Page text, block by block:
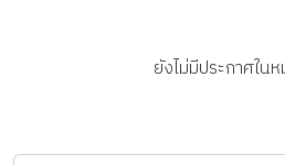
ยังไม่มีประกาศใน